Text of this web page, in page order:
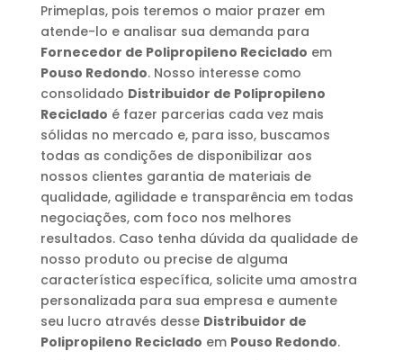
Primeplas, pois teremos o maior prazer em
atende-lo e analisar sua demanda para
Fornecedor de Polipropileno Reciclado em
Pouso Redondo. Nosso interesse como
consolidado Distribuidor de Polipropileno
Reciclado é fazer parcerias cada vez mais
sólidas no mercado e, para isso, buscamos
todas as condições de disponibilizar aos
nossos clientes garantia de materiais de
qualidade, agilidade e transparência em todas
negociações, com foco nos melhores
resultados. Caso tenha dúvida da qualidade de
nosso produto ou precise de alguma
característica específica, solicite uma amostra
personalizada para sua empresa e aumente
seu lucro através desse Distribuidor de
Polipropileno Reciclado em Pouso Redondo.